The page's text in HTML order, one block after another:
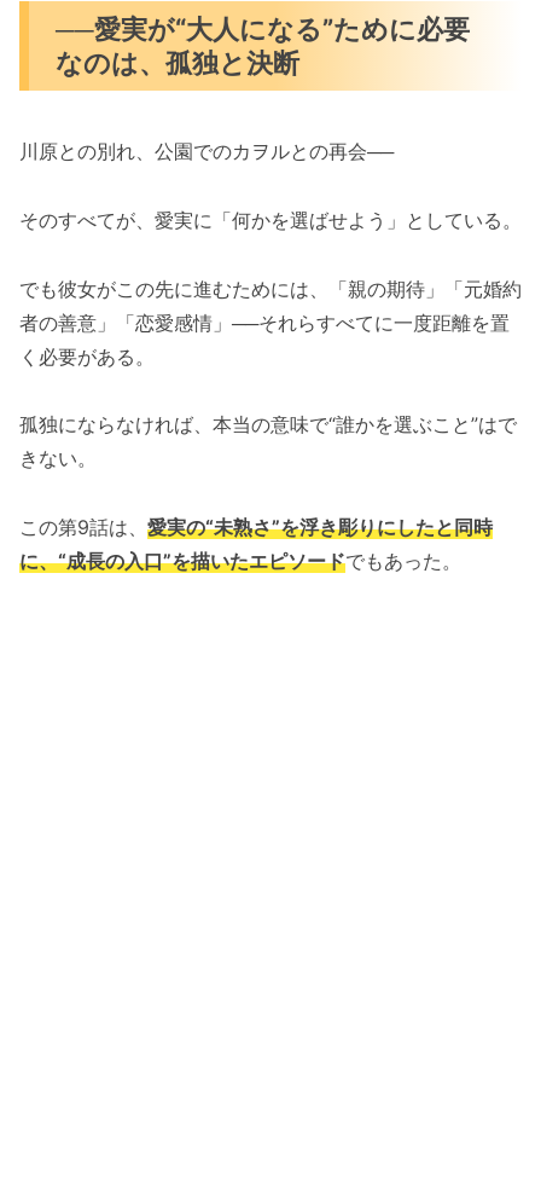
──愛実が“大人になる”ために必要
なのは、孤独と決断
川原との別れ、公園でのカヲルとの再会──
そのすべてが、愛実に「何かを選ばせよう」としている。
でも彼女がこの先に進むためには、「親の期待」「元婚約
者の善意」「恋愛感情」──それらすべてに一度距離を置
く必要がある。
孤独にならなければ、本当の意味で“誰かを選ぶこと”はで
きない。
この第9話は、 愛実の“未熟さ”を浮き彫りにしたと同時
に、“成長の入口”を描いたエピソードでもあった。